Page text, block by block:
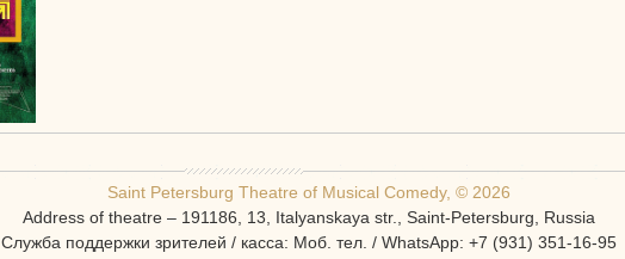
Saint Petersburg Theatre of Musical Comedy, © 2026
Address of theatre – 191186, 13, Italyanskaya str., Saint-Petersburg, Russia
Служба поддержки зрителей / касса: Моб. тел. / WhatsApp: +7 (931) 351-16-95